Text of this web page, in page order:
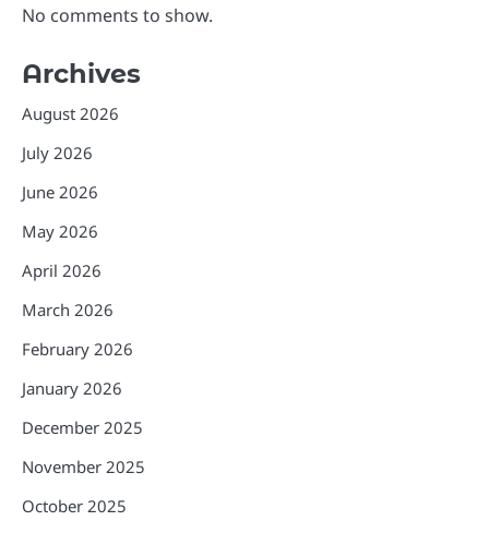
No comments to show.
Archives
August 2026
July 2026
June 2026
May 2026
April 2026
March 2026
February 2026
January 2026
December 2025
November 2025
October 2025